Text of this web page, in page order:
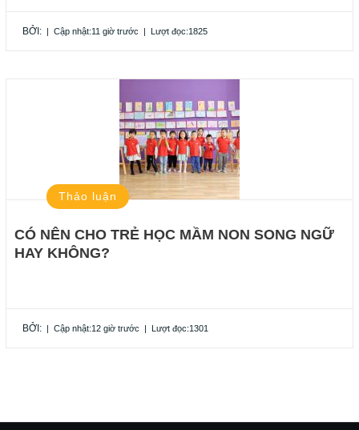
BỞI: | Cập nhật:11 giờ trước | Lượt đọc:1825
Thảo luận
CÓ NÊN CHO TRẺ HỌC MẦM NON SONG NGỮ
HAY KHÔNG?
BỞI: | Cập nhật:12 giờ trước | Lượt đọc:1301